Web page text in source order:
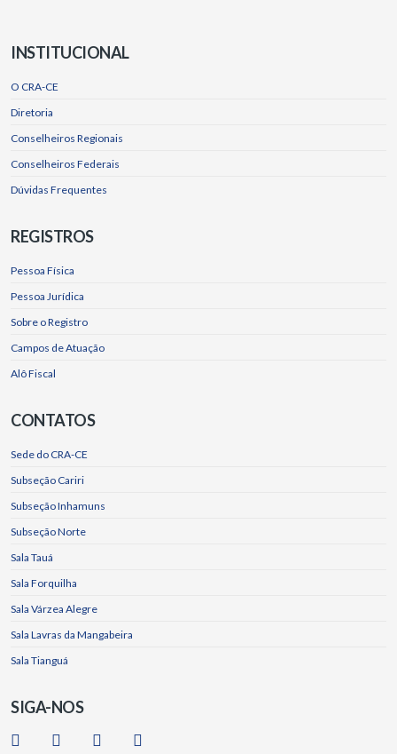
INSTITUCIONAL
O CRA-CE
Diretoria
Conselheiros Regionais
Conselheiros Federais
Dúvidas Frequentes
REGISTROS
Pessoa Física
Pessoa Jurídica
Sobre o Registro
Campos de Atuação
Alô Fiscal
CONTATOS
Sede do CRA-CE
Subseção Cariri
Subseção Inhamuns
Subseção Norte
Sala Tauá
Sala Forquilha
Sala Várzea Alegre
Sala Lavras da Mangabeira
Sala Tianguá
SIGA-NOS